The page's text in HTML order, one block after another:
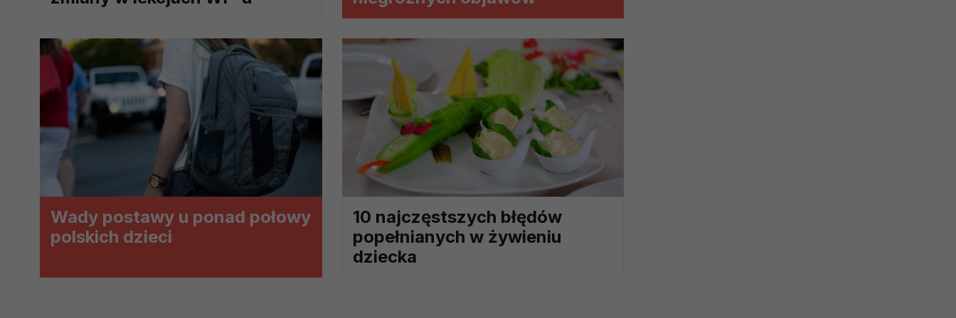
Wady postawy u ponad połowy
polskich dzieci
10 najczęstszych błędów
popełnianych w żywieniu
dziecka
zgody.